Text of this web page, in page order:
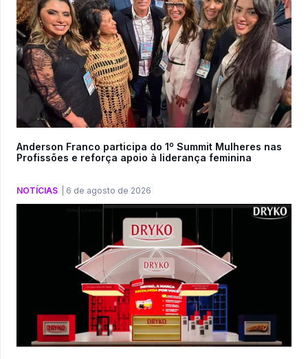
Anderson Franco participa do 1º Summit Mulheres nas
Profissões e reforça apoio à liderança feminina
NOTÍCIAS 6 de agosto de 2026